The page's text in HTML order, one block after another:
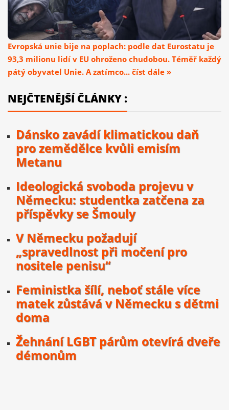
Evropská unie bije na poplach: podle dat Eurostatu je
93,3 milionu lidí v EU ohroženo chudobou. Téměř každý
pátý obyvatel Unie. A zatímco... číst dále »
NEJČTENĚJŠÍ ČLÁNKY :
Dánsko zavádí klimatickou daň
pro zemědělce kvůli emisím
Metanu
Ideologická svoboda projevu v
Německu: studentka zatčena za
příspěvky se Šmouly
V Německu požadují
„spravedlnost při močení pro
nositele penisu“
Feministka šílí, neboť stále více
matek zůstává v Německu s dětmi
doma
Žehnání LGBT párům otevírá dveře
démonům